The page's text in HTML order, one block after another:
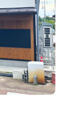
南魚沼・湯沢